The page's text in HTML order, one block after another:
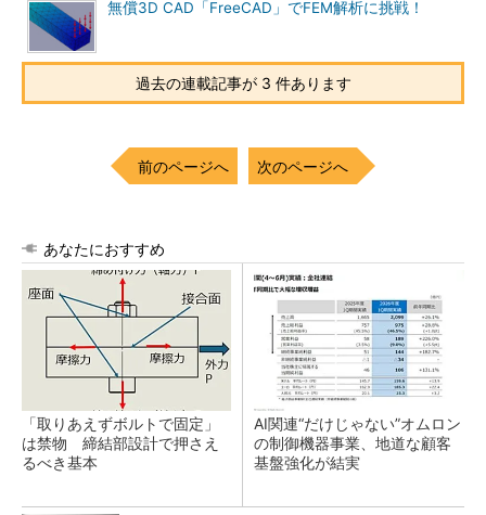
無償3D CAD「FreeCAD」でFEM解析に挑戦！
過去の連載記事が 3 件あります
前のページへ 次のページへ
あなたにおすすめ
「取りあえずボルトで固定」
は禁物 締結部設計で押さえ
るべき基本
AI関連“だけじゃない”オムロン
の制御機器事業、地道な顧客
基盤強化が結実